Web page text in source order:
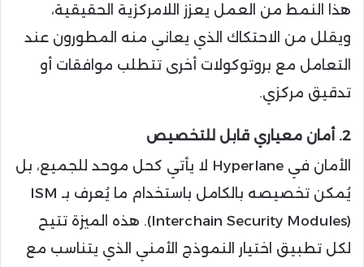
هذا النمط من العمل يعزز اللامركزية الحقيقية،
ويقلل من الاحتكاك الذي يعاني منه المطورون عند
التعامل مع بروتوكولات أخرى تتطلب موافقات أو
تدقيق مركزي.
2. أمان معياري قابل للتخصيص
الأمان في Hyperlane لا يأتي كحل موحد للجميع، بل
يُمكن تخصيصه بالكامل باستخدام ما يُعرف بـ ISM
(Interchain Security Modules). هذه الميزة تتيح
لكل تطبيق اختيار النموذج الأمني الذي يتناسب مع